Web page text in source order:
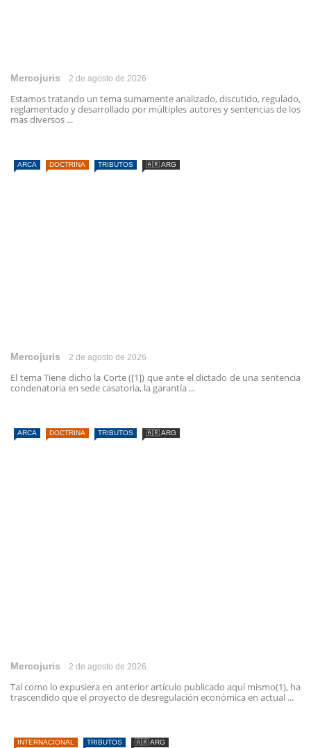
Mercojuris 2 de agosto de 2026
Estamos tratando un tema sumamente analizado, discutido, regulado,
reglamentado y desarrollado por múltiples autores y sentencias de los
mas diversos ...
ARCA DOCTRINA TRIBUTOS 🇦🇷 ARG
Mercojuris 2 de agosto de 2026
El tema Tiene dicho la Corte ([1]) que ante el dictado de una sentencia
condenatoria en sede casatoria, la garantía ...
ARCA DOCTRINA TRIBUTOS 🇦🇷 ARG
Mercojuris 2 de agosto de 2026
Tal como lo expusiera en anterior artículo publicado aquí mismo(1), ha
trascendido que el proyecto de desregulación económica en actual ...
INTERNACIONAL TRIBUTOS 🇦🇷 ARG